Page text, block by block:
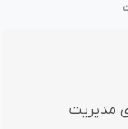
مدیریت